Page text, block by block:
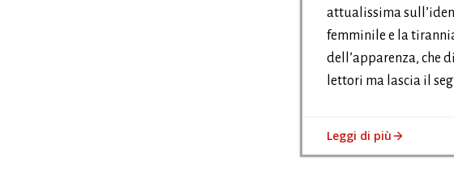
attualissima
femminile e la
dell’apparenza, che
lettori ma lascia il
Leggi di più